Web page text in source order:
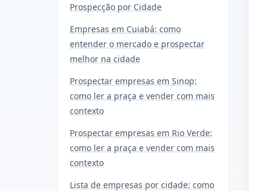
Prospecção por Cidade
Empresas em Cuiabá: como
entender o mercado e prospectar
melhor na cidade
Prospectar empresas em Sinop:
como ler a praça e vender com mais
contexto
Prospectar empresas em Rio Verde:
como ler a praça e vender com mais
contexto
Lista de empresas por cidade: como